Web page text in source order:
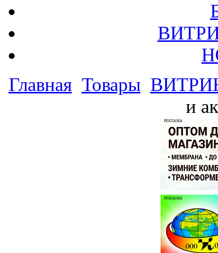
Главная Товары
и
РЕКЛАМА
РЕКЛАМА